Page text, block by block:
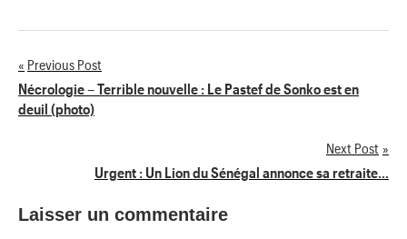
Navigation
de
Previous Post
Nécrologie – Terrible nouvelle : Le Pastef de Sonko est en
deuil (photo)
Next Post
Urgent : Un Lion du Sénégal annonce sa retraite…
Laisser un commentaire